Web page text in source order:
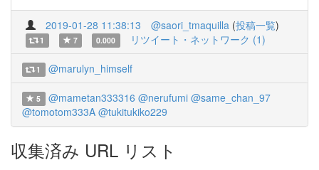
2019-01-28 11:38:13 @saori_tmaquilla (投稿一覧)
1 7 0.000 リツイート・ネットワーク (1)
1 @marulyn_himself
5 @mametan333316 @nerufumi @same_chan_97
@tomotom333A @tukitukiko229
収集済み URL リスト